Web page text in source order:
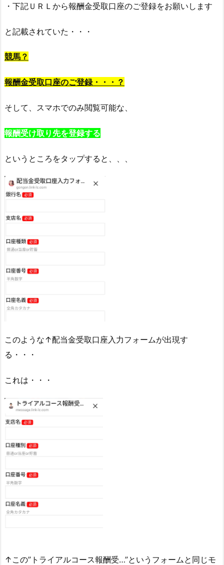
・下記ＵＲＬから報酬金受取口座のご登録をお願いします
と記載されていた・・・
競馬？
報酬金受取口座のご登録・・・？
そして、スマホでのみ閲覧可能な、
報酬受け取り先を登録する
というところをタップすると、、、
このような↑配当金受取口座入力フォームが出現す
る・・・
これは・・・
↑この”トライアルコース報酬受…”というフォームと同じモ